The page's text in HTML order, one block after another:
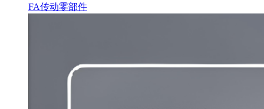
FA传动零部件